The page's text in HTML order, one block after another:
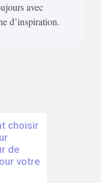
avec
d’inspiration.
choisir
de
votre